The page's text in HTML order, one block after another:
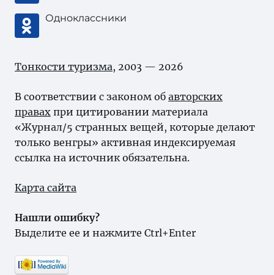
Одноклассники
Тонкости туризма, 2003 — 2026
В соответствии с законом об авторских
правах при цитировании материала
«Журнал/5 странных вещей, которые делают
только венгры» активная индексируемая
ссылка на источник обязательна.
Карта сайта
Нашли ошибку?
Выделите ее и нажмите Ctrl+Enter